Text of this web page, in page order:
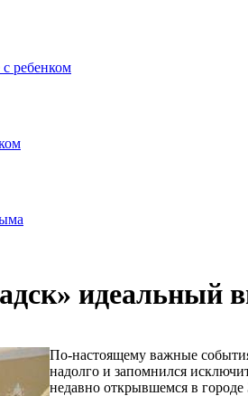
ребенком
идеальный
По-настоящему важные события
надолго и запомнился
недавно открывшемся в городе